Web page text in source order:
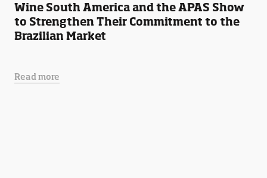
Wine South America and the APAS Show
to Strengthen Their Commitment to the
Brazilian Market
Read more